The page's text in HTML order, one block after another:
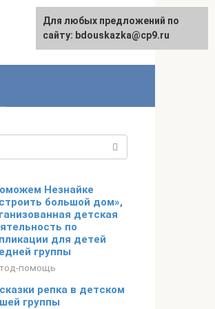
Незнайке
большой дом»,
детская
по
для детей
группы
помощь
репка в детском
группы
Для любых предложений по
сайту: bdouskazka@cp9.ru